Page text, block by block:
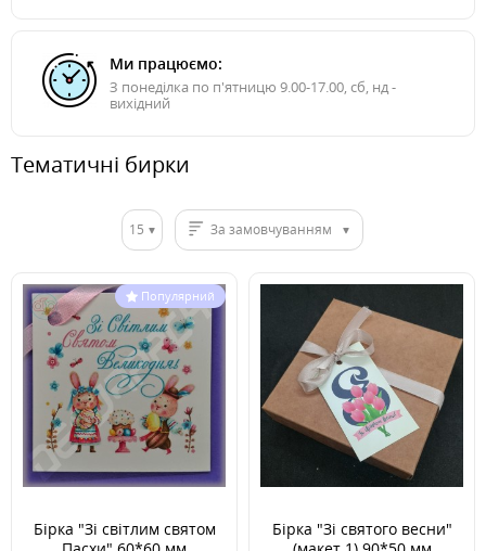
Ми працюємо:
З понеділка по п'ятницю 9.00-17.00, сб, нд -
вихідний
Тематичні бирки
15 За замовчуванням
Популярний
Бірка "Зі світлим святом
Бірка "Зі святого весни"